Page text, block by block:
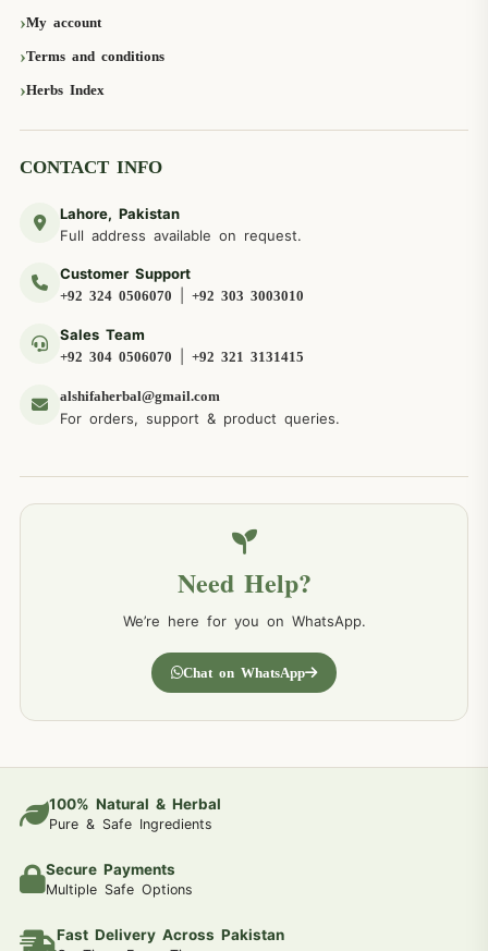
My account
Terms and conditions
Herbs Index
CONTACT INFO
Lahore, Pakistan
Full address available on request.
Customer Support
+92 324 0506070 +92 303 3003010
Sales Team
+92 304 0506070 +92 321 3131415
alshifaherbal@gmail.com
For orders, support & product queries.
Need Help?
We’re here for you on WhatsApp.
Chat on WhatsApp
100% Natural & Herbal
Pure & Safe Ingredients
Secure Payments
Multiple Safe Options
Fast Delivery Across Pakistan